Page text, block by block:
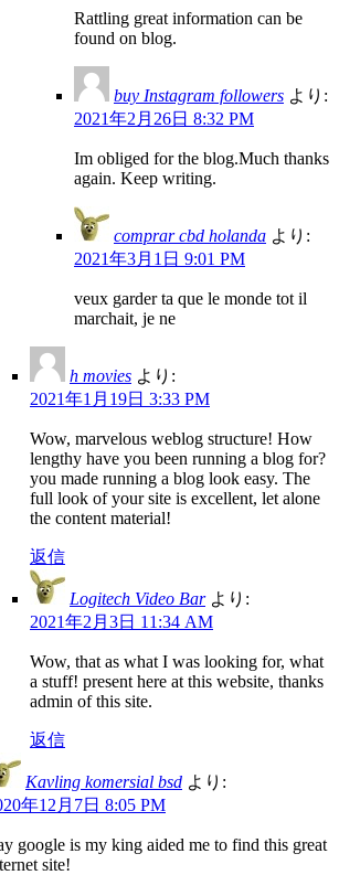
Rattling great information can be
found on blog.
buy Instagram followers より:
2021年2月26日 8:32 PM
Im obliged for the blog.Much thanks
again. Keep writing.
comprar cbd holanda より:
2021年3月1日 9:01 PM
veux garder ta que le monde tot il
marchait, je ne
h movies より:
2021年1月19日 3:33 PM
Wow, marvelous weblog structure! How
lengthy have you been running a blog for?
you made running a blog look easy. The
full look of your site is excellent, let alone
the content material!
返信
Logitech Video Bar より:
2021年2月3日 11:34 AM
Wow, that as what I was looking for, what
a stuff! present here at this website, thanks
admin of this site.
返信
Kavling komersial bsd より:
年12月7日 8:05 PM
google is my king aided me to find this great
site!